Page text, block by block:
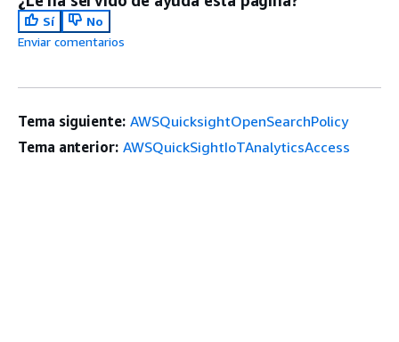
Sí
No
Enviar comentarios
Tema siguiente: AWSQuicksightOpenSearchPolicy
Tema anterior: AWSQuickSightIoTAnalyticsAccess